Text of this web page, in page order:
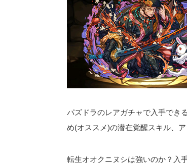
パズドラのレアガチャで入手でき
め(オススメ)の潜在覚醒スキル、
転生オオクニヌシは強いのか？入